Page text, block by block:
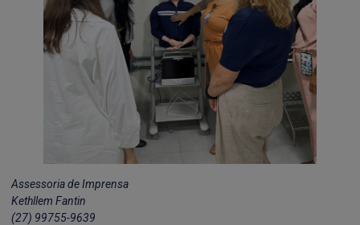
Assessoria de Imprensa
Kethllem Fantin
(27) 99755-9639